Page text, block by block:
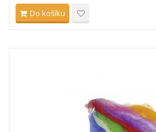
Do košíku